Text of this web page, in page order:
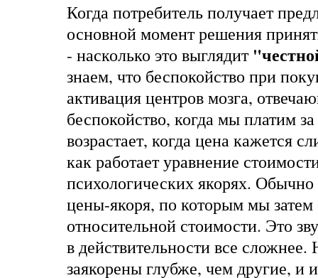
Когда потребитель получает
основной момент решения
- насколько это выглядит
знаем, что беспокойство при
активация центров мозга,
беспокойство, когда мы платим
возрастает, когда цена кажется
как работает уравнение
психологических якорях.
цены-якоря, по которым мы
относительной стоимости. Это
в действительности все
заякорены глубже, чем другие, и